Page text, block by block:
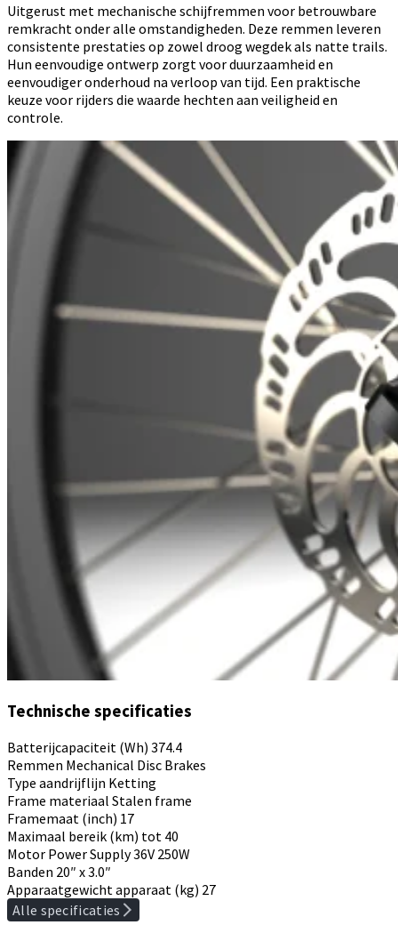
Uitgerust met mechanische schijfremmen voor betrouwbare
remkracht onder alle omstandigheden. Deze remmen leveren
consistente prestaties op zowel droog wegdek als natte trails.
Hun eenvoudige ontwerp zorgt voor duurzaamheid en
eenvoudiger onderhoud na verloop van tijd. Een praktische
keuze voor rijders die waarde hechten aan veiligheid en
controle.
Technische specificaties
Batterijcapaciteit (Wh) 374.4
Remmen Mechanical Disc Brakes
Type aandrijflijn Ketting
Frame materiaal Stalen frame
Framemaat (inch) 17
Maximaal bereik (km) tot 40
Motor Power Supply36V 250W
Banden 20″ x 3.0″
Apparaatgewicht apparaat (kg) 27
Alle specificaties